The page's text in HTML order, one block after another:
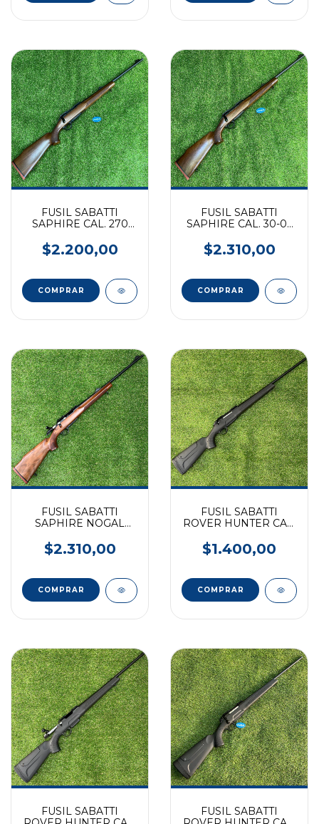
FUSIL SABATTI
SAPHIRE CAL. 270
$2.200,00
FUSIL SABATTI
SAPHIRE CAL. 30-06
$2.310,00
FUSIL SABATTI
SAPHIRE NOGAL
$2.310,00
FUSIL SABATTI
ROVER HUNTER CAL.
$1.400,00
FUSIL SABATTI
FUSIL SABATTI